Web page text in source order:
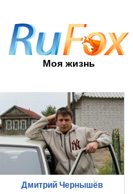
Моя жизнь
Дмитрий Чернышёв